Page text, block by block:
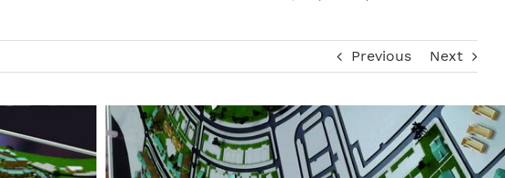
Previous Next